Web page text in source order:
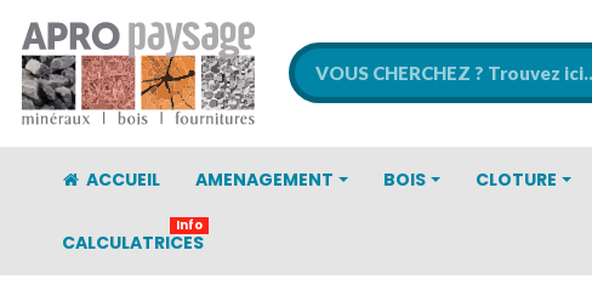
ACCUEIL AMENAGEMENT BOIS CLOTURE
CALCULATRICES
Info